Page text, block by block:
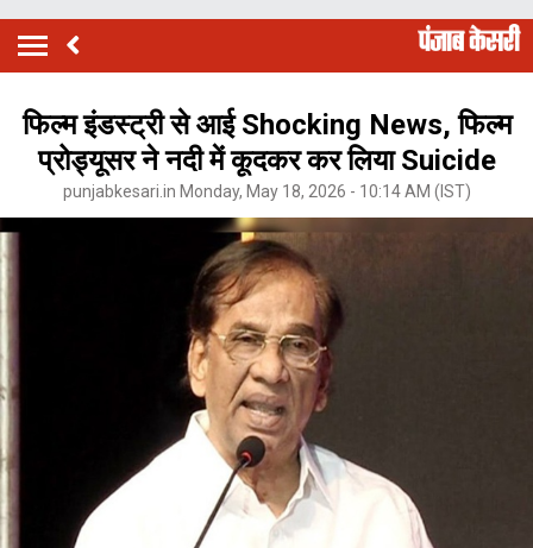
फिल्म इंडस्ट्री से आई Shocking News, फिल्म
प्रोड्यूसर ने नदी में कूदकर कर लिया Suicide
punjabkesari.in Monday, May 18, 2026 - 10:14 AM (IST)